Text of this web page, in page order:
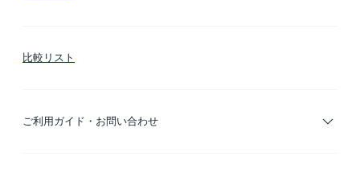
比較リスト
ご利用ガイド・お問い合わせ